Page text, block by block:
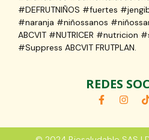
#DEFRUTNIÑOS #fuertes
#naranja #niñossanos
ABCVIT #NUTRICER #nutricion
#Suppress ABCVIT FRUTPLAN.
REDES